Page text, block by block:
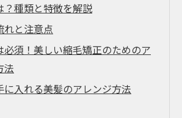
？種類と特徴を解説
れと注意点
必須！美しい縮毛矯正のためのア
法
に入れる美髪のアレンジ方法